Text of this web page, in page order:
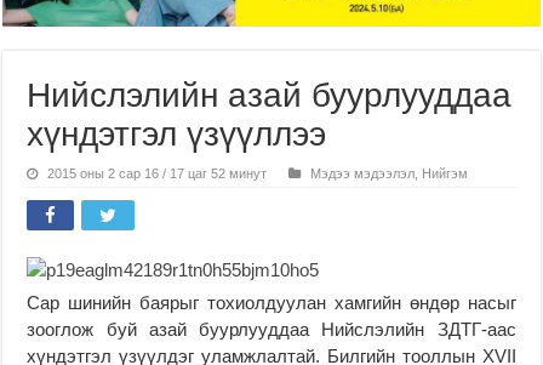
Нийслэлийн азай буурлууддаа
хүндэтгэл үзүүллээ
2015 оны 2 сар 16 / 17 цаг 52 минут Мэдээ мэдээлэл Нийгэм
Сар шинийн баярыг тохиолдуулан хамгийн өндөр насыг
зооглож буй азай буурлууддаа Нийслэлийн ЗДТГ-аас
хүндэтгэл үзүүлдэг уламжлалтай. Билгийн тооллын XVII